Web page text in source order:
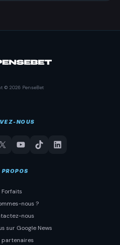
© 2026 PenseBet
NOUS
PROPOS
Forfaits
nous ?
nous
sur Google News
partenaires